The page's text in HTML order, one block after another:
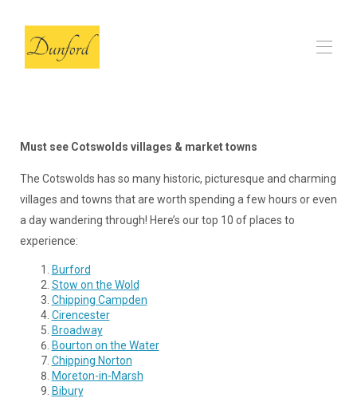
Değerlendirme
SSS
Must see Cotswolds villages & market towns
The Cotswolds has so many historic, picturesque and charming
villages and towns that are worth spending a few hours or even
a day wandering through! Here’s our top 10 of places to
experience:
Burford
Stow on the Wold
Chipping Campden
Cirencester
Broadway
Bourton on the Water
Chipping Norton
Moreton-in-Marsh
Bibury